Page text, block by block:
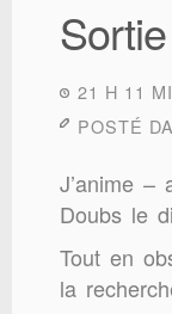
21 H 11
POSTÉ
J’anime –
Doubs le
Tout en
la